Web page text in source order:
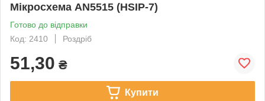
Мікросхема AN5515 (HSIP-7)
Готово до відправки
Код: 2410
Роздріб
51,30 ₴
Купити